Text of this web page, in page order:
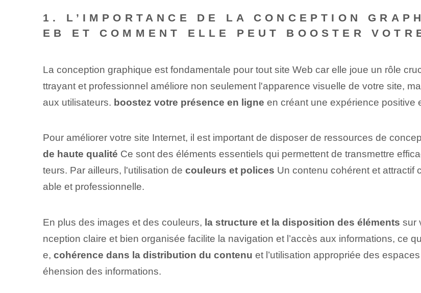
1. L’IMPORTANCE DE LA CONCEPTION
EB ET COMMENT ELLE PEUT BOOSTER
La conception graphique est fondamentale pour tout site Web car elle joue un rôle
ttrayant et professionnel améliore non seulement l'apparence visuelle de votre site,
aux utilisateurs. boostez votre présence en ligne en créant une expérience positive
Pour améliorer votre site Internet, il est important de disposer de ressources de
de haute qualité Ce sont des éléments essentiels qui permettent de transmettre
teurs. Par ailleurs, l'utilisation de couleurs et polices Un contenu ⁣cohérent⁣ et​ attractif
able et professionnelle.
En plus des images et des couleurs,⁢ la structure et la disposition des éléments sur
nception claire et bien organisée facilite la navigation et l’accès aux informations, ce
e, cohérence dans la distribution du contenu et l’utilisation appropriée des
éhension des informations.